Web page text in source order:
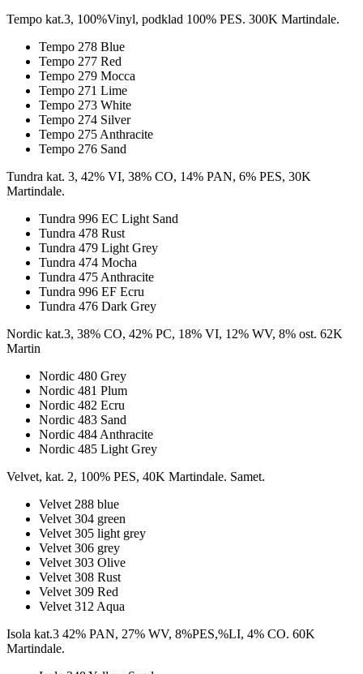
Tempo kat.3, 100%Vinyl, podklad 100% PES. 300K Martindale.
Tempo 278 Blue
Tempo 277 Red
Tempo 279 Mocca
Tempo 271 Lime
Tempo 273 White
Tempo 274 Silver
Tempo 275 Anthracite
Tempo 276 Sand
Tundra kat. 3, 42% VI, 38% CO, 14% PAN, 6% PES, 30K
Martindale.
Tundra 996 EC Light Sand
Tundra 478 Rust
Tundra 479 Light Grey
Tundra 474 Mocha
Tundra 475 Anthracite
Tundra 996 EF Ecru
Tundra 476 Dark Grey
Nordic kat.3, 38% CO, 42% PC, 18% VI, 12% WV, 8% ost. 62K
Martin
Nordic 480 Grey
Nordic 481 Plum
Nordic 482 Ecru
Nordic 483 Sand
Nordic 484 Anthracite
Nordic 485 Light Grey
Velvet, kat. 2, 100% PES, 40K Martindale. Samet.
Velvet 288 blue
Velvet 304 green
Velvet 305 light grey
Velvet 306 grey
Velvet 303 Olive
Velvet 308 Rust
Velvet 309 Red
Velvet 312 Aqua
Isola kat.3 42% PAN, 27% WV, 8%PES,%LI, 4% CO. 60K
Martindale.